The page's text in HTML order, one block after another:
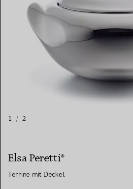
1 / 2
Elsa Peretti®
Terrine mit Deckel.